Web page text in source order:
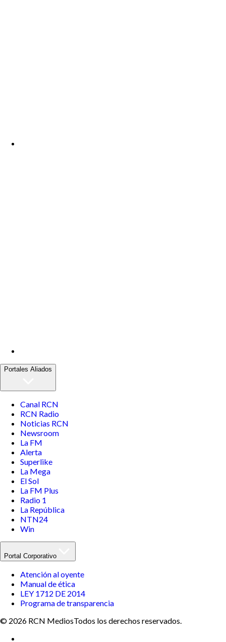
Portales Aliados
Canal RCN
RCN Radio
Noticias RCN
Newsroom
La FM
Alerta
Superlike
La Mega
El Sol
La FM Plus
Radio 1
La República
NTN24
Win
Portal Corporativo
Atención al oyente
Manual de ética
LEY 1712 DE 2014
Programa de transparencia
© 2026 RCN MediosTodos los derechos reservados.